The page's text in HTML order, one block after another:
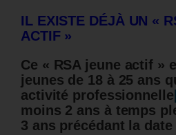
IL EXISTE DÉJÀ UN «
ACTIF »
Ce « RSA jeune actif »
jeunes de 18 à 25 ans
activité professionnelle
moins 2 ans à temps
3 ans précédant la